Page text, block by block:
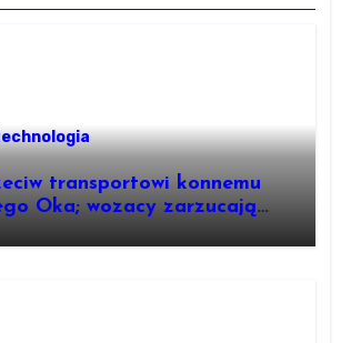
transportowi konnemu
Oka; wozacy zarzucają